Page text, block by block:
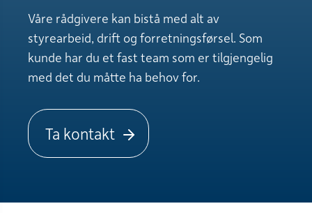
Våre rådgivere kan bistå med alt av
styrearbeid, drift og forretningsførsel. Som
kunde har du et fast team som er tilgjengelig
med det du måtte ha behov for.
Ta kontakt